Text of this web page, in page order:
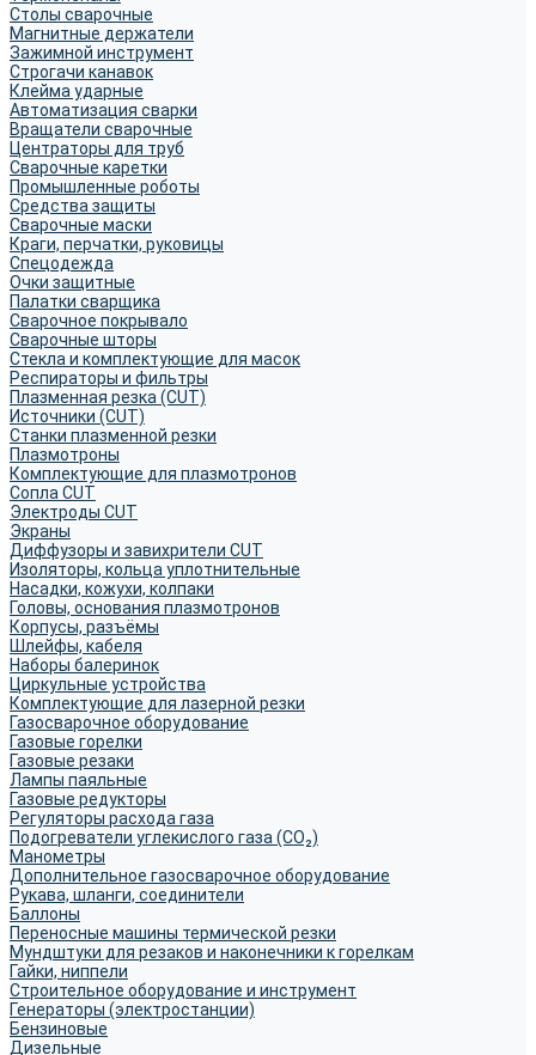
Столы сварочные
Магнитные держатели
Зажимной инструмент
Строгачи канавок
Клейма ударные
Автоматизация сварки
Вращатели сварочные
Центраторы для труб
Сварочные каретки
Промышленные роботы
Средства защиты
Сварочные маски
Краги, перчатки, руковицы
Спецодежда
Очки защитные
Палатки сварщика
Сварочное покрывало
Сварочные шторы
Стекла и комплектующие для масок
Респираторы и фильтры
Плазменная резка (CUT)
Источники (CUT)
Станки плазменной резки
Плазмотроны
Комплектующие для плазмотронов
Сопла CUT
Электроды CUT
Экраны
Диффузоры и завихрители CUT
Изоляторы, кольца уплотнительные
Насадки, кожухи, колпаки
Головы, основания плазмотронов
Корпусы, разъёмы
Шлейфы, кабеля
Наборы балеринок
Циркульные устройства
Комплектующие для лазерной резки
Газосварочное оборудование
Газовые горелки
Газовые резаки
Лампы паяльные
Газовые редукторы
Регуляторы расхода газа
Подогреватели углекислого газа (CO₂)
Манометры
Дополнительное газосварочное оборудование
Рукава, шланги, соединители
Баллоны
Переносные машины термической резки
Мундштуки для резаков и наконечники к горелкам
Гайки, ниппели
Строительное оборудование и инструмент
Генераторы (электростанции)
Бензиновые
Дизельные